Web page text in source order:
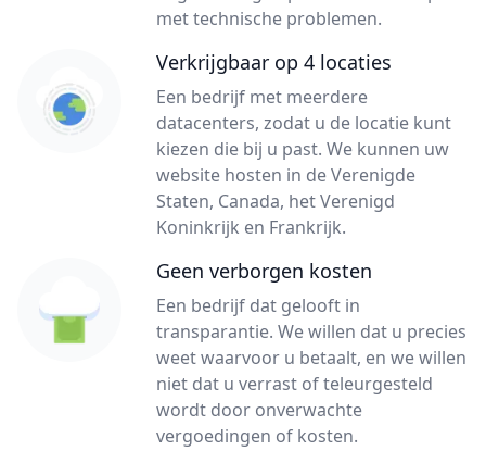
met technische problemen.
Verkrijgbaar op 4 locaties
Een bedrijf met meerdere
datacenters, zodat u de locatie kunt
kiezen die bij u past. We kunnen uw
website hosten in de Verenigde
Staten, Canada, het Verenigd
Koninkrijk en Frankrijk.
Geen verborgen kosten
Een bedrijf dat gelooft in
transparantie. We willen dat u precies
weet waarvoor u betaalt, en we willen
niet dat u verrast of teleurgesteld
wordt door onverwachte
vergoedingen of kosten.